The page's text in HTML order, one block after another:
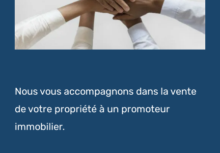
Nous vous accompagnons dans la vente
de votre propriété à un promoteur
immobilier.